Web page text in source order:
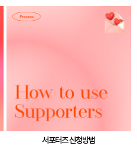
서포터즈 신청방법